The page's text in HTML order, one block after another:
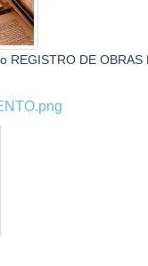
REGISTRO DE OBRAS